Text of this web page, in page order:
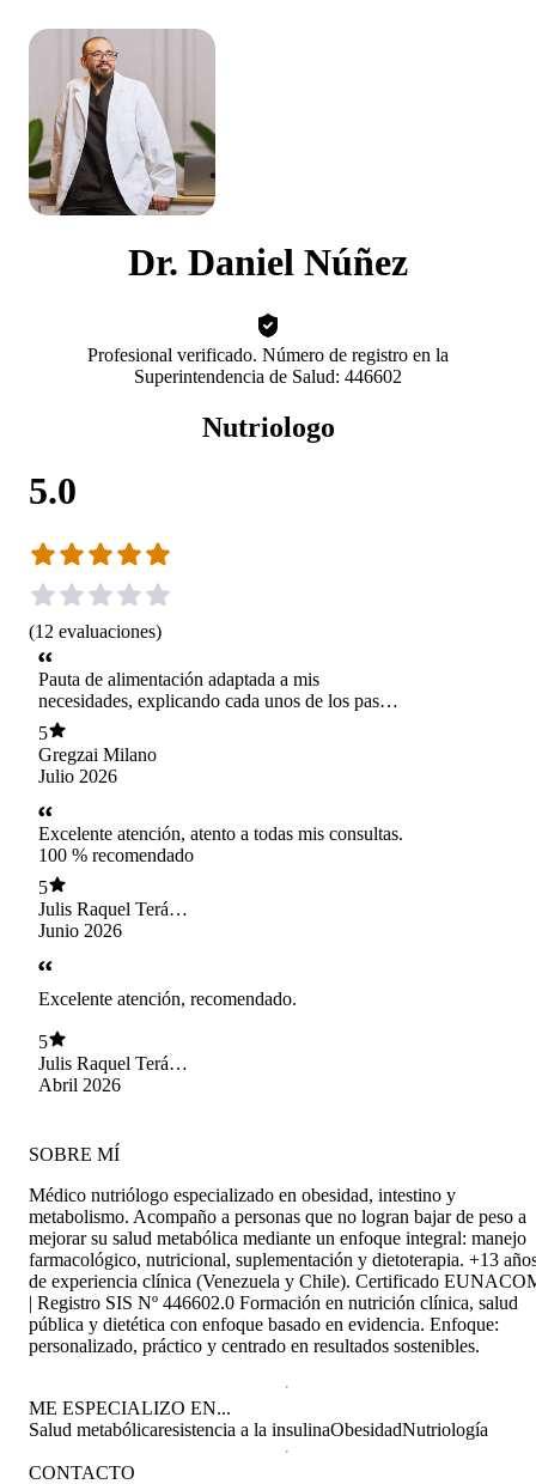
Dr. Daniel Núñez
Profesional verificado. Número de registro en la
Superintendencia de Salud: 446602
Nutriologo
5.0
(12 evaluaciones)
Pauta de alimentación adaptada a mis
necesidades, explicando cada unos de los pasos
a seguir , con un atención de calidad y dando
seguridad a los cambios de hábitos de
alimentación saludable cubriendo todos mis
factores de riesgo , por lo tanto puedo dar un 10
5
Gregzai Milano
Julio 2026
Excelente atención, atento a todas mis consultas.
100 % recomendado
5
Julis Raquel Terán
García
Junio 2026
Excelente atención, recomendado.
5
Julis Raquel Terán
García
Abril 2026
SOBRE MÍ
Médico nutriólogo especializado en obesidad, intestino y
metabolismo. Acompaño a personas que no logran bajar de peso a
mejorar su salud metabólica mediante un enfoque integral: manejo
farmacológico, nutricional, suplementación y dietoterapia. +13
de experiencia clínica (Venezuela y Chile). Certificado
| Registro SIS Nº 446602.0 Formación en nutrición clínica, salud
pública y dietética con enfoque basado en evidencia. Enfoque:
personalizado, práctico y centrado en resultados sostenibles.
ME ESPECIALIZO EN...
Salud metabólicaresistencia a la insulinaObesidadNutriología
CONTACTO